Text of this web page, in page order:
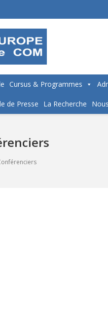
Cursus & Programmes
de Presse La Recherche